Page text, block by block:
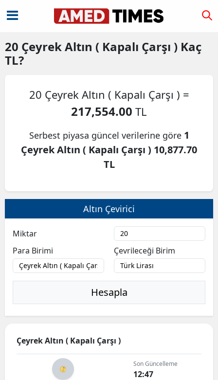
20 Çeyrek Altın ( Kapalı Çarşı ) Kaç
TL?
20 Çeyrek Altın ( Kapalı Çarşı ) =
217,554.00 TL
Serbest piyasa güncel verilerine göre 1
Çeyrek Altın ( Kapalı Çarşı ) 10,877.70
TL
Altın Çevirici
Miktar
Para Birimi
Çevrileceği Birim
Hesapla
Çeyrek Altın ( Kapalı Çarşı )
Son Güncelleme
12:47